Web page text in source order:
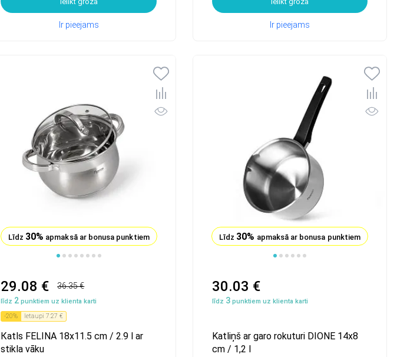
Ir pieejams Ir pieejams
Līdz 30% apmaksā ar bonusa punktiem
29.08 € 36.35 €
līdz 2 punktiem uz klienta karti
-20% Ietaupi7.27 €
Каtls FELINA 18x11.5 cm / 2.9 l ar
stikla vāku
Līdz 30% apmaksā ar bonusa punktiem
30.03 €
līdz 3punktiem uz klienta karti
Katliņš ar garo rokuturi DIONE 14x8
cm / 1,2 l